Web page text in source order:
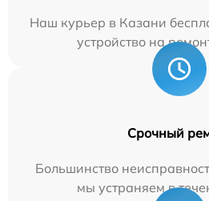
Наш курьер в Казани
устройство на
Срочный
Большинство
мы устраняем в